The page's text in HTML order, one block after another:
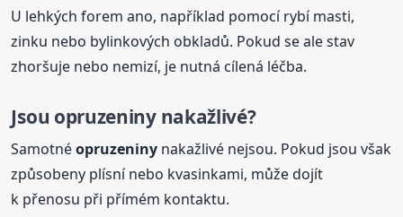
U lehkých forem ano, například pomocí rybí masti,
zinku nebo bylinkových obkladů. Pokud se ale stav
zhoršuje nebo nemizí, je nutná cílená léčba.
Jsou opruzeninynakažlivé?
Samotnéopruzeniny nakažlivé nejsou. Pokud jsou však
způsobeny plísní nebo kvasinkami, může dojít
k přenosu při přímém kontaktu.